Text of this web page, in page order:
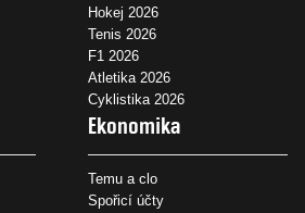
Hokej 2026
Tenis 2026
F1 2026
Atletika 2026
Cyklistika 2026
Ekonomika
Temu a clo
Spořicí účty